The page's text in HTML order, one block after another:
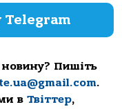
Telegram
Пишіть
.
в Твіттер,